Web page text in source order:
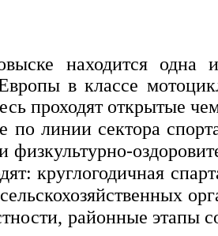
находится одна
в классе
проходят открытые
по линии сектора
физкультурно-
круглогодичная
районные этапы